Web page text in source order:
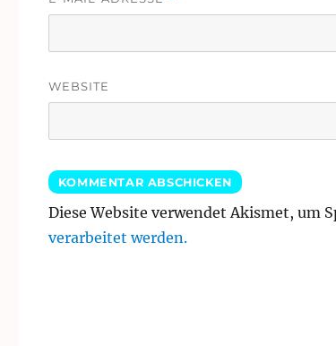
WEBSITE
Diese Website verwendet Akismet, um
verarbeitet werden.